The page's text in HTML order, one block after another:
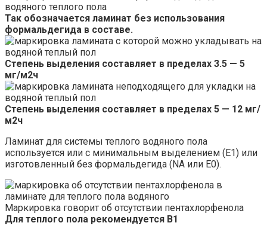
Так обозначается ламинат без использования
формальдегида в составе.
Степень выделения составляет в пределах 3.5 — 5
мг/м2ч
Степень выделения составляет в пределах 5 — 12 мг/
м2ч
Ламинат для системы теплого водяного пола
используется или с минимальным выделением (E1) или
изготовленный без формальдегида (NA или E0).
Маркировка говорит об отсутствии пентахлорфенола
Для теплого пола рекомендуется B1